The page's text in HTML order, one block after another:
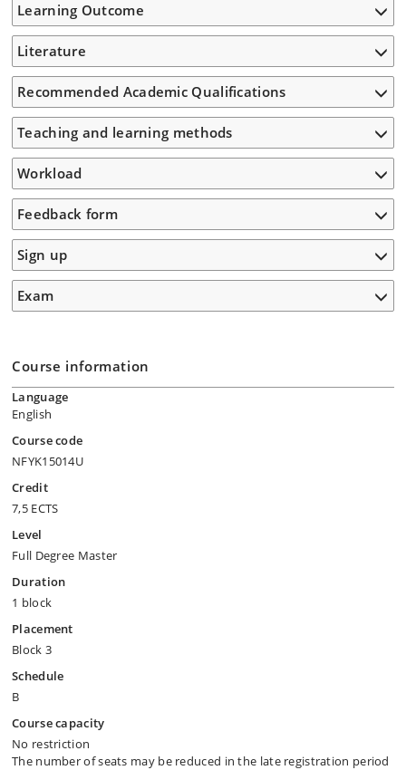
Learning Outcome
Literature
Recommended Academic Qualifications
Teaching and learning methods
Workload
Feedback form
Sign up
Exam
Course information
Language
English
Course code
NFYK15014U
Credit
7,5 ECTS
Level
Full Degree Master
Duration
1 block
Placement
Block 3
Schedule
B
Course capacity
No restriction
The number of seats may be reduced in the late registration period